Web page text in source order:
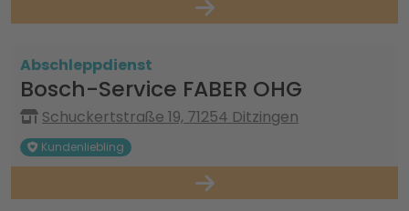
Abschleppdienst
Bosch-Service FABER OHG
Schuckertstraße 19, 71254 Ditzingen
Kundenliebling